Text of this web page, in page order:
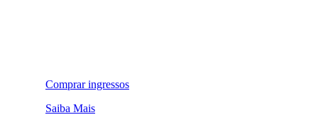
Comprar ingressos
Saiba Mais